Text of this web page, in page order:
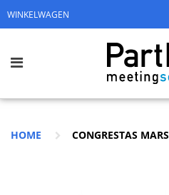
WINKELWAGEN
HOME CONGRESTAS MARS